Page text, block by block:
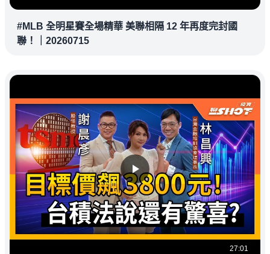
#MLB 全明星賽全場精華 美聯相隔 12 年再度完封國
聯！｜20260715
27:01